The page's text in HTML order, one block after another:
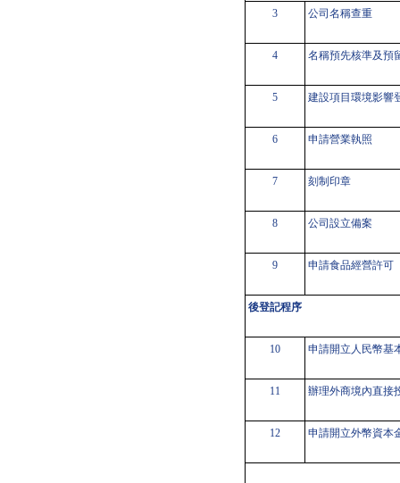
3 公司名稱查重
4 名稱預先核準及預
5 建設項目環境影響
6 申請營業執照
7 刻制印章
8 公司設立備案
9 申請食品經營許可
後登記程序
10 申請開立人民幣基
11 辦理外商境內直接
12 申請開立外幣資本